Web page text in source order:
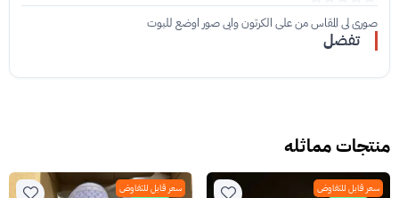
صوري لي المقاس من على الكرتون وابي صور اوضع للبوت
تفضل
منتجات مماثله
سعر قابل للتفاوض سعر قابل للتفاوض